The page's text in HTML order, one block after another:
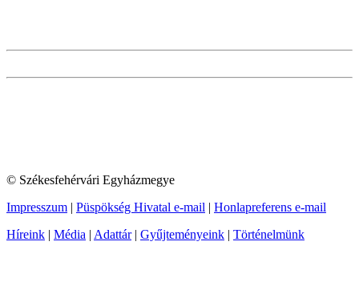
© Székesfehérvári Egyházmegye
Impresszum | Püspökség Hivatal e-mail | Honlapreferens e-mail
Híreink | Média | Adattár| Gyűjteményeink | Történelmünk